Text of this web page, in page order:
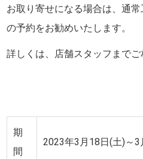
お取り寄せになる場合は、通
の予約をお勧めいたします。
詳しくは、店舗スタッフまでご
期
間
2023年3月18日(土)～3